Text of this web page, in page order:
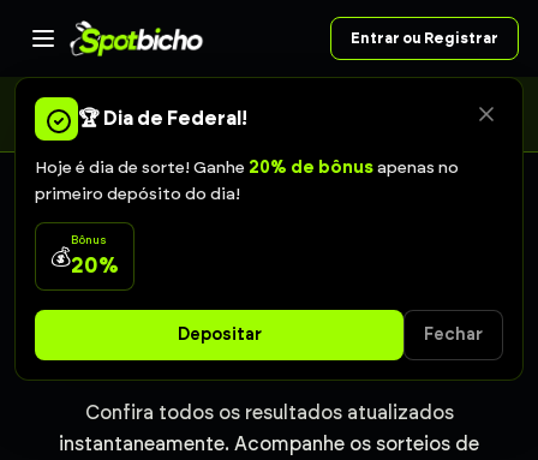
🏆 Dia de Federal!
Hoje é dia de sorte! Ganhe 20% de bônusapenas no
primeiro depósito do dia!
💰
Bônus
20%
Depositar Fechar
Entrar ou Registrar
A Caixa alterou o calendário da Federal: o sorteio de sábado
passou para domingo, às 11h. As apostas de sábado continuam
valendo.
RESULTADOS EM TEMPO REAL
Resultado do Jogo do
Bicho Goiás de hoje
Confira todos os resultados atualizados
instantaneamente. Acompanhe os sorteios de